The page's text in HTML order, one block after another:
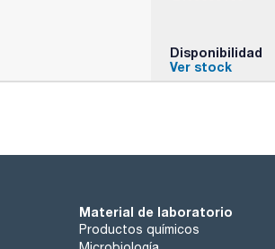
Disponibilidad
Ver stock
Material de laboratorio
Productos químicos